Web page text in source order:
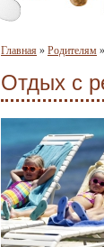
Главная » Родителям »
Отдых с